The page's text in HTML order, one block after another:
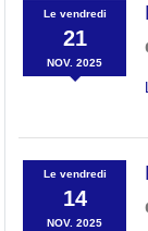
Le vendredi
21
NOV. 2025
Le vendredi
14
NOV. 2025